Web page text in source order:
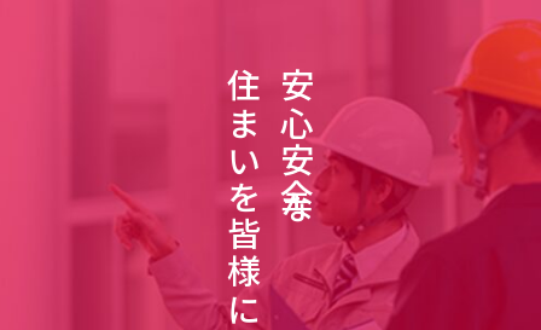
安心安全な
住まいを皆様に